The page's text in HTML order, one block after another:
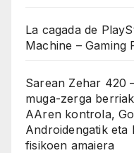
La cagada de
Machine – Gaming
Sarean Zehar 420
muga-zerga
AAren kontrola,
Androidengatik eta
fisikoen amaiera